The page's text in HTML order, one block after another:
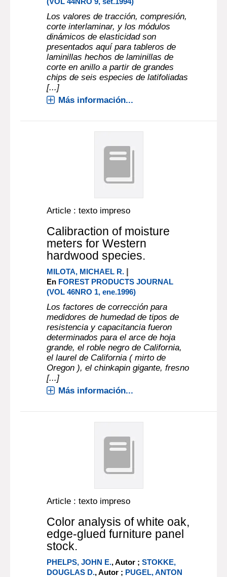
Los valores de tracción, compresión,
corte interlaminar, y los módulos
dinámicos de elasticidad son
presentados aquí para tableros de
laminillas hechos de laminillas de
corte en anillo a partir de grandes
chips de seis especies de latifoliadas
[...]
Más información...
Article : texto impreso
Calibraction of moisture
meters for Western
hardwood species.
MILOTA, MICHAEL R. |
En FOREST PRODUCTS JOURNAL
(VOL 46NRO 1, ene.1996)
Los factores de corrección para
medidores de humedad de tipos de
resistencia y capacitancia fueron
determinados para el arce de hoja
grande, el roble negro de California,
el laurel de California ( mirto de
Oregon ), el chinkapin gigante, fresno
[...]
Más información...
Article : texto impreso
Color analysis of white oak,
edge-glued furniture panel
stock.
PHELPS, JOHN E., Autor ;STOKKE,
DOUGLAS D., Autor ; PUGEL, ANTON